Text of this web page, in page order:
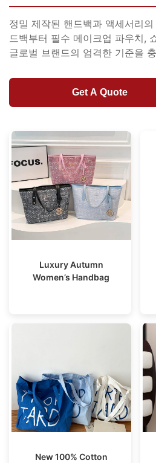
정밀 제작된 핸드백과 액세서리
드백부터 필수 메이크업 파우치,
글로벌 브랜드의 엄격한 기준을
Get A Quote
Luxury Autumn
Women’s Handbag
New 100% Cotton